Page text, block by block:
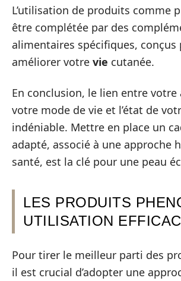
L’utilisation de produits comme
être complétée par des
alimentaires spécifiques, conçus
améliorer votre vie cutanée.
En conclusion, le lien entre
votre mode de vie et l’état de
indéniable. Mettre en place un
adapté, associé à une approche
santé, est la clé pour une peau
LES PRODUITS
UTILISATION
Pour tirer le meilleur parti des
il est crucial d’adopter une